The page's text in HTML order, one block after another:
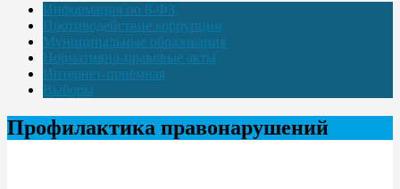
Информация по 8-ФЗ
Противодействие коррупции
Муниципальные образования
Нормативно-правовые акты
Интернет-приёмная
Выборы
Профилактика правонарушений